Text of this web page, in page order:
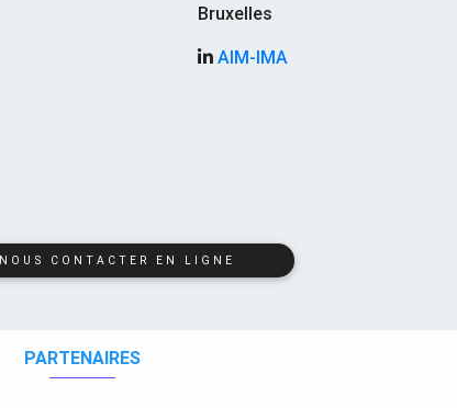
Bruxelles
AIM-IMA
NOUS CONTACTER EN LIGNE
PARTENAIRES